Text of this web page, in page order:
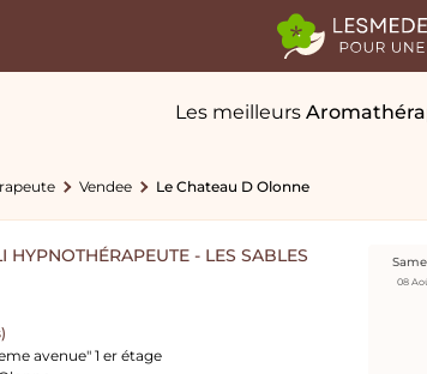
Les meilleurs
Vendee Le Chateau D Olonne
HYPNOTHÉRAPEUTE - LES SABLES
avenue" 1 er étage
08